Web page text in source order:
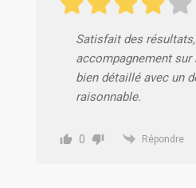
Satisfait des
accompagnement sur
bien détaillé avec un
raisonnable.
0 Répondre